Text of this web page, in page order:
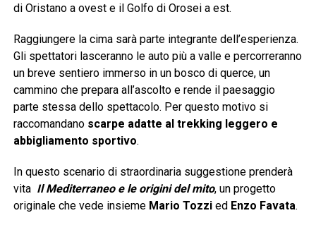
di Oristano a ovest e il Golfo di Orosei a est.
Raggiungere la cima sarà parte integrante dell’esperienza.
Gli spettatori lasceranno le auto più a valle e percorreranno
un breve sentiero immerso in un bosco di querce, un
cammino che prepara all’ascolto e rende il paesaggio
parte stessa dello spettacolo. Per questo motivo si
raccomandano scarpe adatte al trekking leggero e
abbigliamento sportivo.
In questo scenario di straordinaria suggestione prenderà
vita Il Mediterraneo e le origini del mito, un progetto
originale che vede insieme Mario Tozzied Enzo Favata.